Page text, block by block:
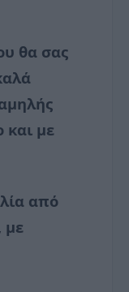
θα σας
και με
από
με